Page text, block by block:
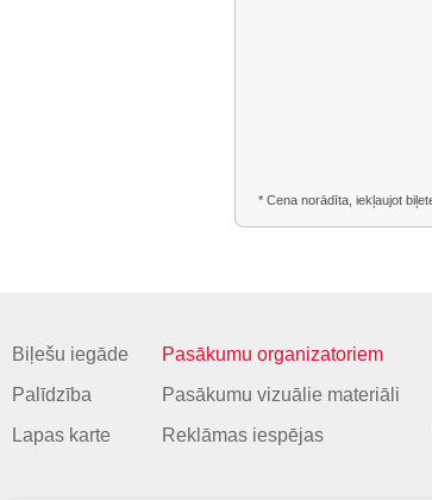
* Cena norādīta, iekļaujot
Biļešu iegāde
Palīdzība
Lapas karte
Pasākumu organizatoriem
Pasākumu vizuālie materiāli
Reklāmas iespējas